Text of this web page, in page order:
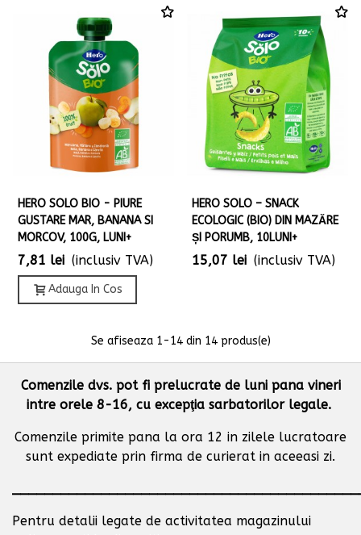
HERO SOLO BIO - PIURE
GUSTARE MAR, BANANA SI
MORCOV, 100G, LUNI+
7,81 lei (inclusiv TVA)
Adauga In Cos
HERO SOLO – SNACK
ECOLOGIC (BIO) DIN MAZĂRE
ȘI PORUMB, 10LUNI+
15,07 lei (inclusiv TVA)
Se afiseaza 1-14 din 14 produs(e)
Comenzile dvs. pot fi prelucrate de luni pana vineri
intre orele 8-16, cu excepţia sarbatorilor legale.
Comenzile primite pana la ora 12 in zilele lucratoare
sunt expediate prin firma de curierat in aceeasi zi.
Pentru detalii legate de activitatea magazinului